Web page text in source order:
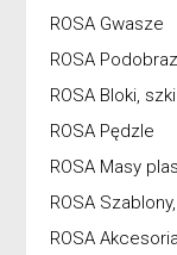
ROSA Gwasze
ROSA
ROSA Bloki,
ROSA Pędzle
ROSA Masy
ROSA
ROSA Akcesoria